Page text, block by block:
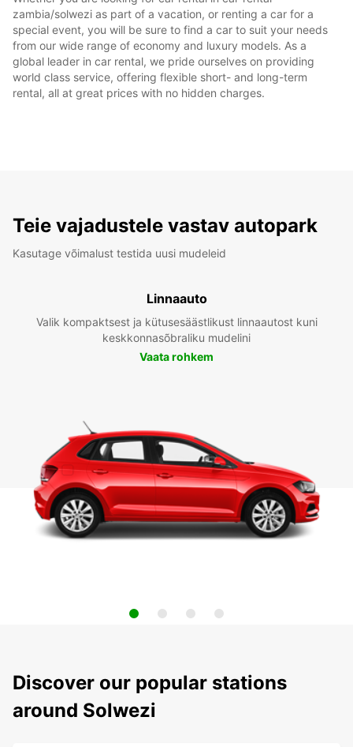
zambia/solwezi as part of a vacation, or renting a car for a
special event, you will be sure to find a car to suit your needs
from our wide range of economy and luxury models. As a
global leader in car rental, we pride ourselves on providing
world class service, offering flexible short- and long-term
rental, all at great prices with no hidden charges.
Teie vajadustele vastav autopark
Kasutage võimalust testida uusi mudeleid
Linnaauto
Valik kompaktsest ja kütusesäästlikust linnaautost kuni
keskkonnasõbraliku mudelini
Vaata rohkem
Discover our popular stations
around Solwezi